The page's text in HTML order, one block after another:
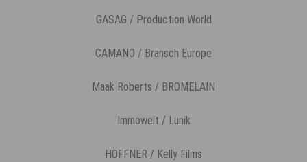
GASAG / Production World
CAMANO / Bransch Europe
Maak Roberts / BROMELAIN
Immowelt / Lunik
HÖFFNER / Kelly Films